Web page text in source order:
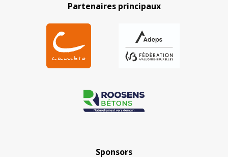
Partenaires principaux
Sponsors